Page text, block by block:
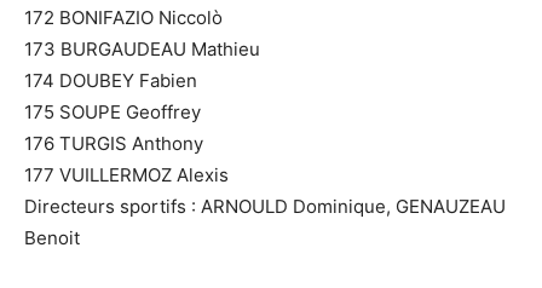
172 BONIFAZIO Niccolò
173 BURGAUDEAU Mathieu
174 DOUBEY Fabien
175 SOUPE Geoffrey
176 TURGIS Anthony
177 VUILLERMOZ Alexis
Directeurs sportifs : ARNOULD Dominique, GENAUZEAU
Benoit